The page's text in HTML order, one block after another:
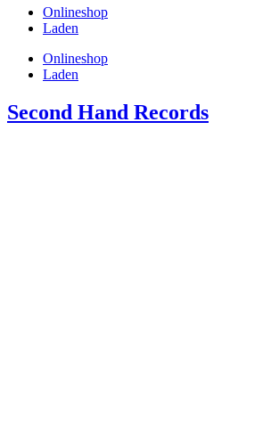
Onlineshop
Laden
Onlineshop
Laden
Second Hand Records